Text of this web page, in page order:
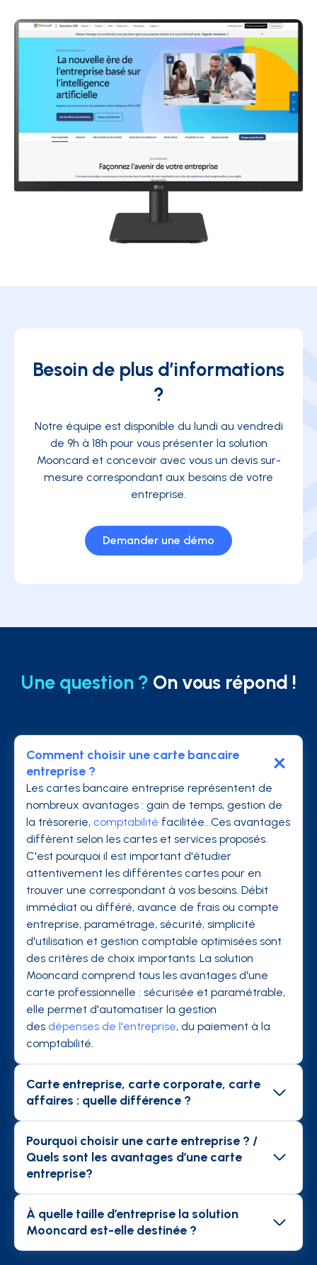
Besoin de plus d’informations
?
Notre équipe est disponible du lundi au vendredi
de 9h à 18h pour vous présenter la solution
Mooncard et concevoir avec vous un devis sur-
mesure correspondant aux besoins de votre
entreprise.
Demander une démo
Une question ? On vous répond !
Comment choisir une carte bancaire
entreprise ?
Les cartes bancaire entreprise représentent de
nombreux avantages : gain de temps, gestion de
la trésorerie, comptabilité facilitée...Ces avantages
diffèrent selon les cartes et services proposés.
C'est pourquoi il est important d'étudier
attentivement les différentes cartes pour en
trouver une correspondant à vos besoins. Débit
immédiat ou différé, avance de frais ou compte
entreprise, paramétrage, sécurité, simplicité
d'utilisation et gestion comptable optimisées sont
des critères de choix importants. La solution
Mooncard comprend tous les avantages d'une
carte professionnelle : sécurisée et paramétrable,
elle permet d'automatiser la gestion
des dépenses de l'entreprise, du paiement à la
comptabilité.
Carte entreprise, carte corporate, carte
affaires : quelle différence ?
classiques configurée en paiement différé. Le
collaborateur peut donc demander le
remboursement avant d'être débité. Les cartes
entreprises ou carte business ont l'avantage
depuis le compte de l'entreprise. Cependant, ces
deux cartes n'exonèrent pas les collaborateurs de
la lourdeur administrative des notes de frais. Les
Pourquoi choisir une carte entreprise ? /
Quels sont les avantages d’une carte
entreprise?
de l'entreprise sont amenés à effectuer des
dépenses (
déplacements, repas, abonnement...).
À quelle taille d’entreprise la solution
Mooncard est-elle destinée ?